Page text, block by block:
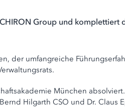
Group und
der umfangreiche
München
Hilgarth CSO und Dr. Claus